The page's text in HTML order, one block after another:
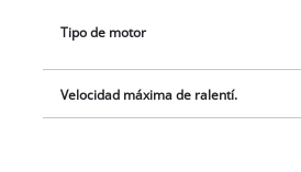
Tipo de motor
Velocidad máxima de ralentí.